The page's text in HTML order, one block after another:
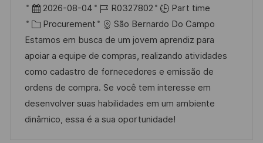
o
c
a
t
i
o
n
P
o
s
t
e
d
D
a
2026-08-04
J
o
b
d
R0327802
Part time
C
a
t
e
g
o
r
Procurement
São Bernardo Do Campo
Estamos em busca de um jovem aprendiz para
apoiar a equipe de compras, realizando atividades
como cadastro de fornecedores e emissão de
ordens de compra. Se você tem interesse em
desenvolver suas habilidades em um ambiente
dinâmico, essa é a sua oportunidade!